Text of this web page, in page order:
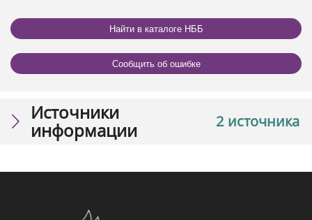
Найти в каталоге НББ
Сообщить об ошибке
2 источника
Источники
информации